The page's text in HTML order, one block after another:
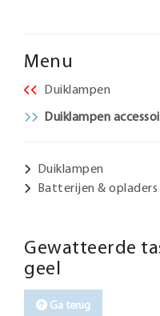
Menu
Duiklampen
Duiklampen
Duiklampen
Batterijen & opladers
Gewatteerde
geel
Ga terug